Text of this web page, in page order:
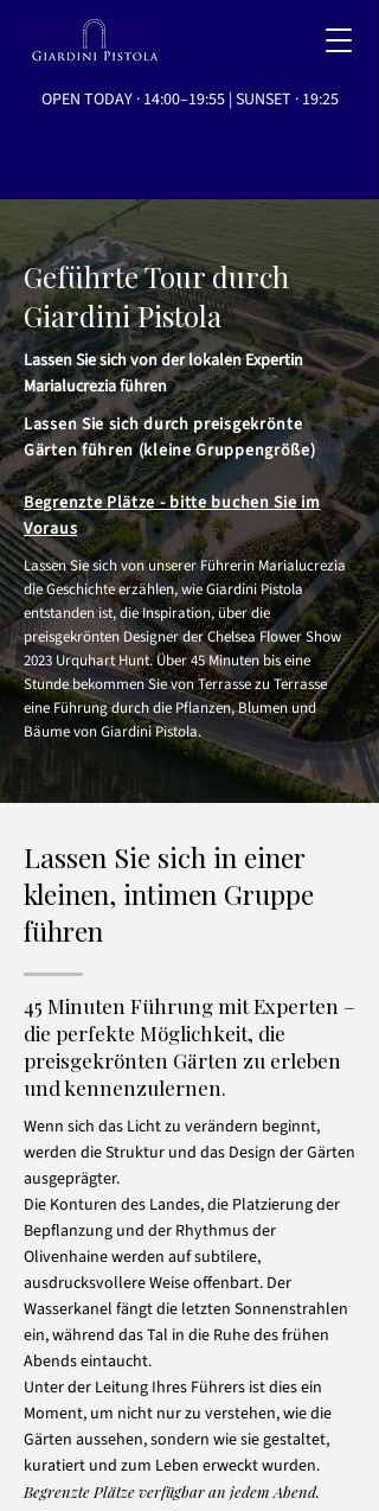
OPEN TODAY · 14:00–19:55 | SUNSET · 19:25
Geführte Tour durch
Giardini Pistola
Lassen Sie sich von der lokalen Expertin
Marialucrezia führen
Lassen Sie sich durch preisgekrönte
Gärten führen (kleine Gruppengröße)
Begrenzte Plätze - bitte buchen Sie im
Voraus
Lassen Sie sich von unserer Führerin Marialucrezia
die Geschichte erzählen, wie Giardini Pistola
entstanden ist, die Inspiration, über die
preisgekrönten Designer der Chelsea Flower Show
2023 Urquhart Hunt. Über 45 Minuten bis eine
Stunde bekommen Sie von Terrasse zu Terrasse
eine Führung durch die Pflanzen, Blumen und
Bäume von Giardini Pistola.
Lassen Sie sich in einer
kleinen, intimen Gruppe
führen
45 Minuten Führung mit Experten –
die perfekte Möglichkeit, die
preisgekrönten Gärten zu erleben
und kennenzulernen.
Wenn sich das Licht zu verändern beginnt,
werden die Struktur und das Design der Gärten
ausgeprägter.
Die Konturen des Landes, die Platzierung der
Bepflanzung und der Rhythmus der
Olivenhaine werden auf subtilere,
ausdrucksvollere Weise offenbart. Der
Wasserkanel fängt die letzten Sonnenstrahlen
ein, während das Tal in die Ruhe des frühen
Abends eintaucht.
Unter der Leitung Ihres Führers ist dies ein
Moment, um nicht nur zu verstehen, wie die
Gärten aussehen, sondern wie sie gestaltet,
kuratiert und zum Leben erweckt wurden.
Begrenzte Plätze verfügbar an jedem Abend.